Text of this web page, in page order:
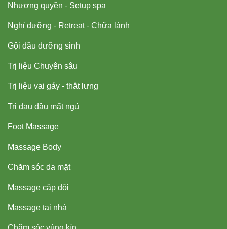
Nhượng quyền - Setup spa
Nghỉ dưỡng - Retreat - Chữa lành
Gội đầu dưỡng sinh
Trị liệu Chuyên sâu
Trị liệu vai gáy - thắt lưng
Trị đau đầu mất ngủ
Foot Massage
Massage Body
Chăm sóc da mặt
Massage cặp đôi
Massage tại nhà